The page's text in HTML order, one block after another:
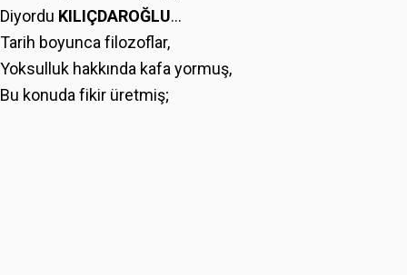
Diyordu KILIÇDAROĞLU…
Tarih boyunca filozoflar,
Yoksulluk hakkında kafa yormuş,
Bu konuda fikir üretmiş;